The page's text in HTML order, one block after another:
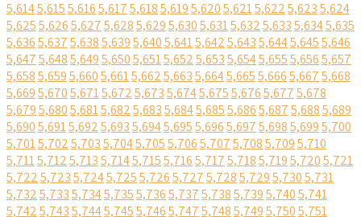
5,6145,6155,6165,6175,6185,6195,6205,6215,6225,6235,624
5,6255,6265,6275,6285,6295,6305,6315,6325,6335,6345,635
5,6365,6375,6385,6395,6405,6415,6425,6435,6445,6455,646
5,6475,6485,6495,6505,6515,6525,6535,6545,6555,6565,657
5,6585,6595,6605,6615,6625,6635,6645,6655,6665,6675,668
5,6695,6705,6715,6725,6735,6745,6755,6765,6775,678
5,6795,6805,6815,6825,6835,6845,6855,6865,6875,6885,689
5,6905,6915,6925,6935,6945,6955,6965,6975,6985,6995,700
5,7015,7025,7035,7045,7055,7065,7075,7085,7095,710
5,7115,7125,7135,7145,7155,7165,7175,7185,7195,7205,721
5,7225,7235,7245,7255,7265,7275,7285,7295,7305,731
5,7325,7335,7345,7355,7365,7375,7385,7395,7405,741
5,7425,7435,7445,7455,7465,7475,7485,7495,7505,751